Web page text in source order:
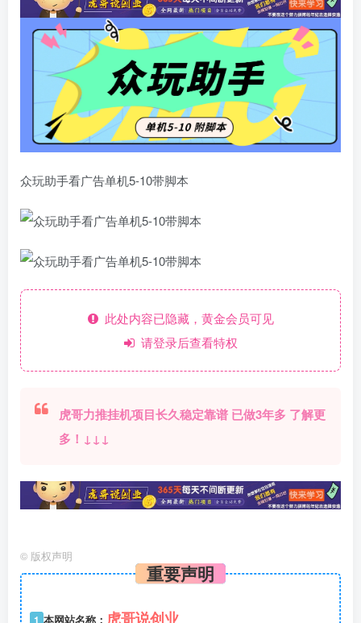
众玩助手看广告单机5-10带脚本
此处内容已隐藏，黄金会员可见
请登录后查看特权
虎哥力推挂机项目长久稳定靠谱 已做3年多 了解更
多！↓↓↓
© 版权声明
重要声明
1 本网站名称： 虎哥说创业